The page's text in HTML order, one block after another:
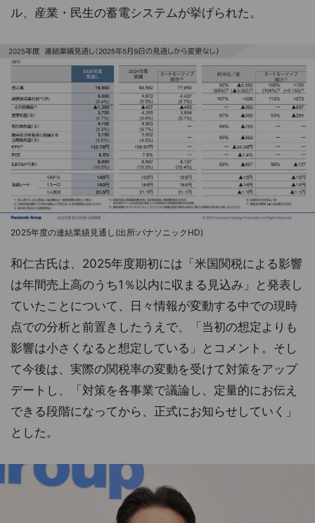
ル、産業・民生の蓄電システムが挙げられた。
2025年度の連結業績見通し(出所:パナソニックHD)
和仁古氏は、2025年度期初には「米国関税による影響
は年間売上高のうち1％以内に収まる見込み」と発表し
ていたことについて、日々情報が変動する中での現時
点での分析と前置きしたうえで、「当初の想定よりも
影響は小さくなると想定している」とコメント。そし
て今後は、実際の関税率の変動を受けて対策をアップ
デートし、「対策を各事業で議論し、定量的にお伝え
できる段階になってから、正式にお知らせしていく」
とした。